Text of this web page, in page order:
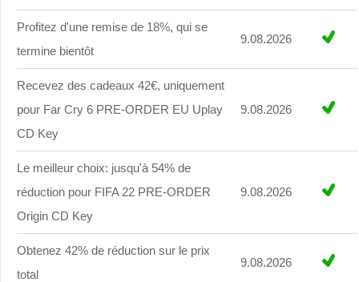
Profitez d'une remise de 18%, qui se
termine bientôt
9.08.2026
Recevez des cadeaux 42€, uniquement
pour Far Cry 6 PRE-ORDER EU Uplay
CD Key
9.08.2026
Le meilleur choix: jusqu'à 54% de
réduction pour FIFA 22 PRE-ORDER
Origin CD Key
9.08.2026
Obtenez 42% de réduction sur le prix
total
9.08.2026